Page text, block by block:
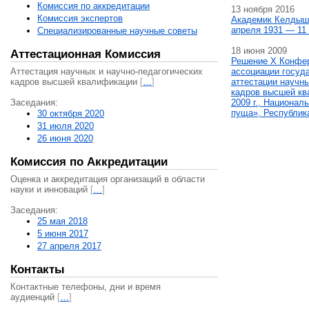
Комиссия по аккредитации
Комиссия экспертов
Специализированные научные советы
Аттестационная Комиссия
Аттестация научных и научно-педагогических
кадров высшей квалификации […]
Заседания:
30 октября 2020
31 июля 2020
26 июня 2020
Комиссия по Аккредитации
Оценка и аккредитация организаций в области
науки и инноваций […]
Заседания:
25 мая 2018
5 июня 2017
27 апреля 2017
Контакты
Контактные телефоны, дни и время
аудиенций […]
13 ноября 2016
Академик
апреля 1931 — 11
18 июня 2009
Решение X
ассоциации
аттестации
кадров высшей
2009 г.,
пуща»,